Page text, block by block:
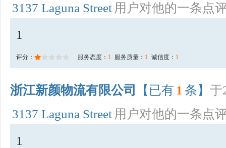
3137 Laguna Street 用户对他的一条点
1
评分： 服务态度： 1 服务质量： 1 诚信度： 1
浙江新颜物流有限公司 【已有 1 条】 于
3137 Laguna Street 用户对他的一条点
1